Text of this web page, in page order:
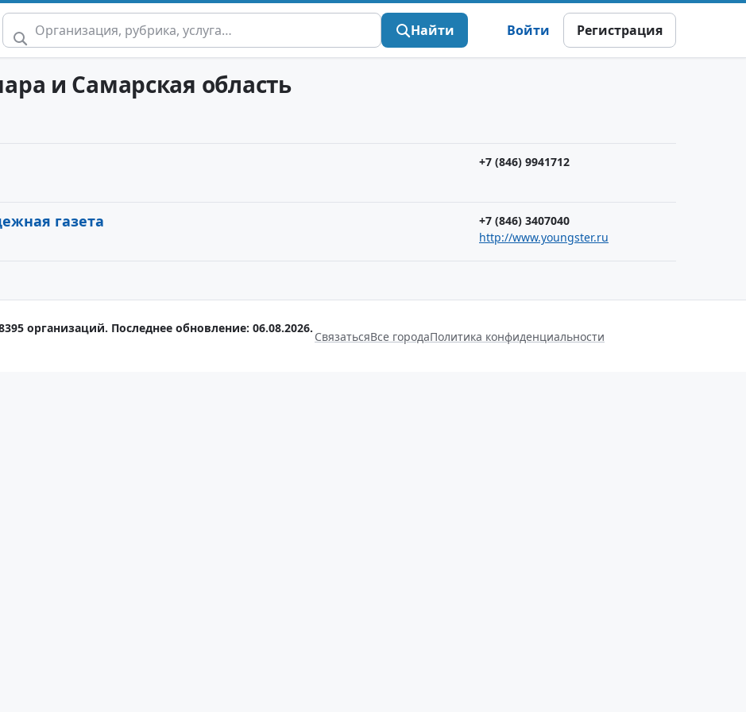
Найти Войти Регистрация
и Самарская область
+7 (846) 9941712
газета
+7 (846) 3407040
http://www.youngster.ru
организаций. Последнее обновление: 06.08.2026.
СвязатьсяВсе городаПолитика конфиденциальности